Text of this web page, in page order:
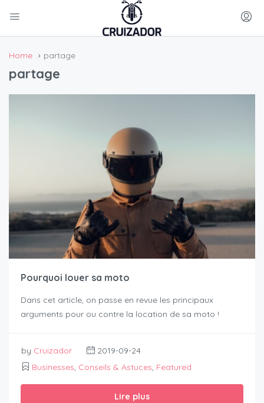
Home partage
partage
Pourquoi louer sa moto
Dans cet article, on passe en revue les principaux
arguments pour ou contre la location de sa moto !
by Cruizador
2019-09-24
Businesses, Conseils & Astuces, Featured
Lire plus